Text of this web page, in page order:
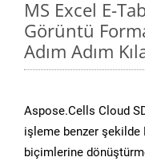
MS Excel E-
Görüntü
Adım Adım
Aspose.Cells Cloud
işleme benzer şekilde
biçimlerine